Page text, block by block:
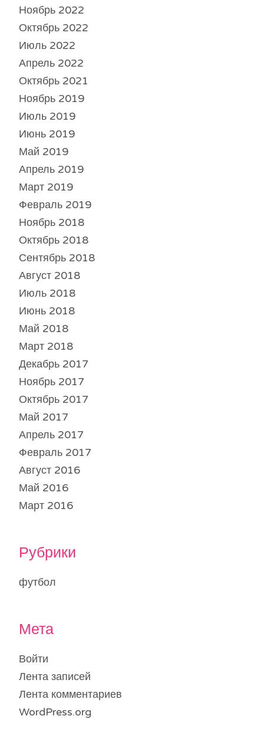
Ноябрь 2022
Октябрь 2022
Июль 2022
Апрель 2022
Октябрь 2021
Ноябрь 2019
Июль 2019
Июнь 2019
Май 2019
Апрель 2019
Март 2019
Февраль 2019
Ноябрь 2018
Октябрь 2018
Сентябрь 2018
Август 2018
Июль 2018
Июнь 2018
Май 2018
Март 2018
Декабрь 2017
Ноябрь 2017
Октябрь 2017
Май 2017
Апрель 2017
Февраль 2017
Август 2016
Май 2016
Март 2016
Рубрики
футбол
Мета
Войти
Лента записей
Лента комментариев
WordPress.org